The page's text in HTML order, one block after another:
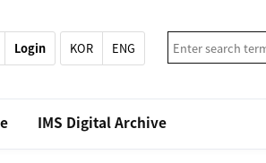
Login KOR ENG
IMS Digital Archive